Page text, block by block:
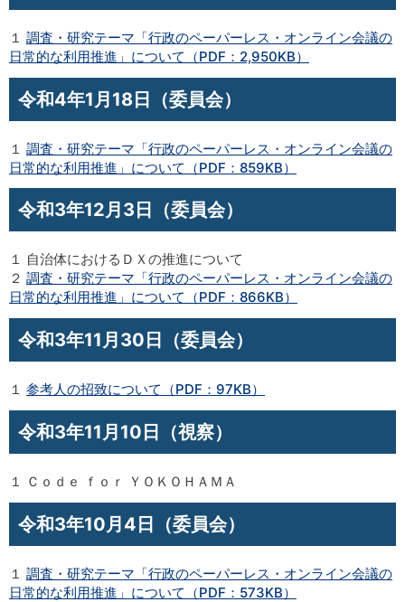
１ 調査・研究テーマ「行政のペーパーレス・オンライン会議の
日常的な利用推進」について（PDF：2,950KB）
令和4年1月18日（委員会）
１ 調査・研究テーマ「行政のペーパーレス・オンライン会議の
日常的な利用推進」について（PDF：859KB）
令和3年12月3日（委員会）
１ 自治体におけるＤＸの推進について
２ 調査・研究テーマ「行政のペーパーレス・オンライン会議の
日常的な利用推進」について（PDF：866KB）
令和3年11月30日（委員会）
１ 参考人の招致について（PDF：97KB）
令和3年11月10日（視察）
１ Ｃｏｄｅ ｆｏｒ ＹＯＫＯＨＡＭＡ
令和3年10月4日（委員会）
１ 調査・研究テーマ「行政のペーパーレス・オンライン会議の
日常的な利用推進」について（PDF：573KB）